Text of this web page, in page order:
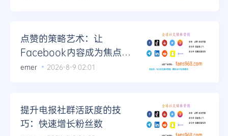
点赞的策略艺术：让
Facebook内容成为焦点的
科学方法
emer 2026-8-9 02:01
提升电报社群活跃度的技
巧：快速增长粉丝数